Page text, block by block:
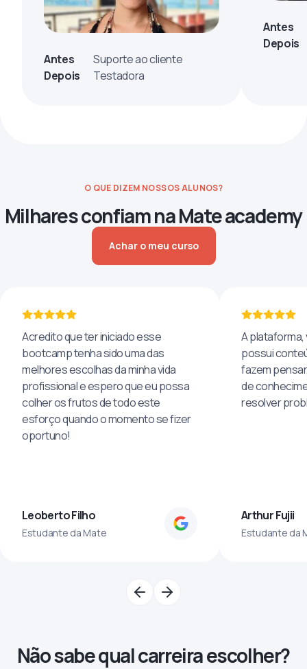
Antes
Suporte ao cliente
Depois
Testadora
Antes
Depois
O QUE DIZEM NOSSOS ALUNOS?
Milhares confiam na Mate academy
Achar o meu curso
Acredito que ter iniciado esse
bootcamp tenha sido uma das
melhores escolhas da minha vida
profissional e espero que eu possa
colher os frutos de todo este
esforço quando o momento se fizer
oportuno!
Leoberto Filho
Estudante da Mate
A plataforma,
possui
fazem
de
resolver
Arthur Fujii
Estudante da
Não sabe qual carreira escolher?